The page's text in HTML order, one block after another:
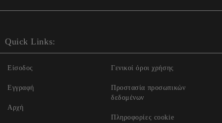
Quick Links:
Είσοδος
Εγγραφή
Αρχή
Γενικοί όροι χρήσης
Προστασία προσωπικών
δεδομένων
Πληροφορίες cookie